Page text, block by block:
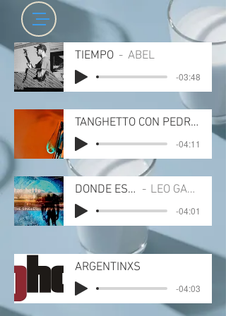
TIEMPO ABEL
-03:48
TANGHETTO CON PEDRO AZNAR - EL MIEDO A L
-04:11
DÓNDE ESTÁS LEO GARCIA
-04:01
ARGENTINXS
-04:03